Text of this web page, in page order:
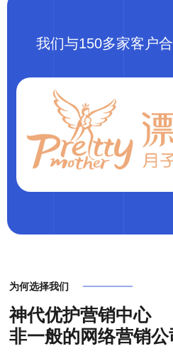
我们与150多家客户
为何选择我们
神代优护营销中心
非一般的 网络营销公